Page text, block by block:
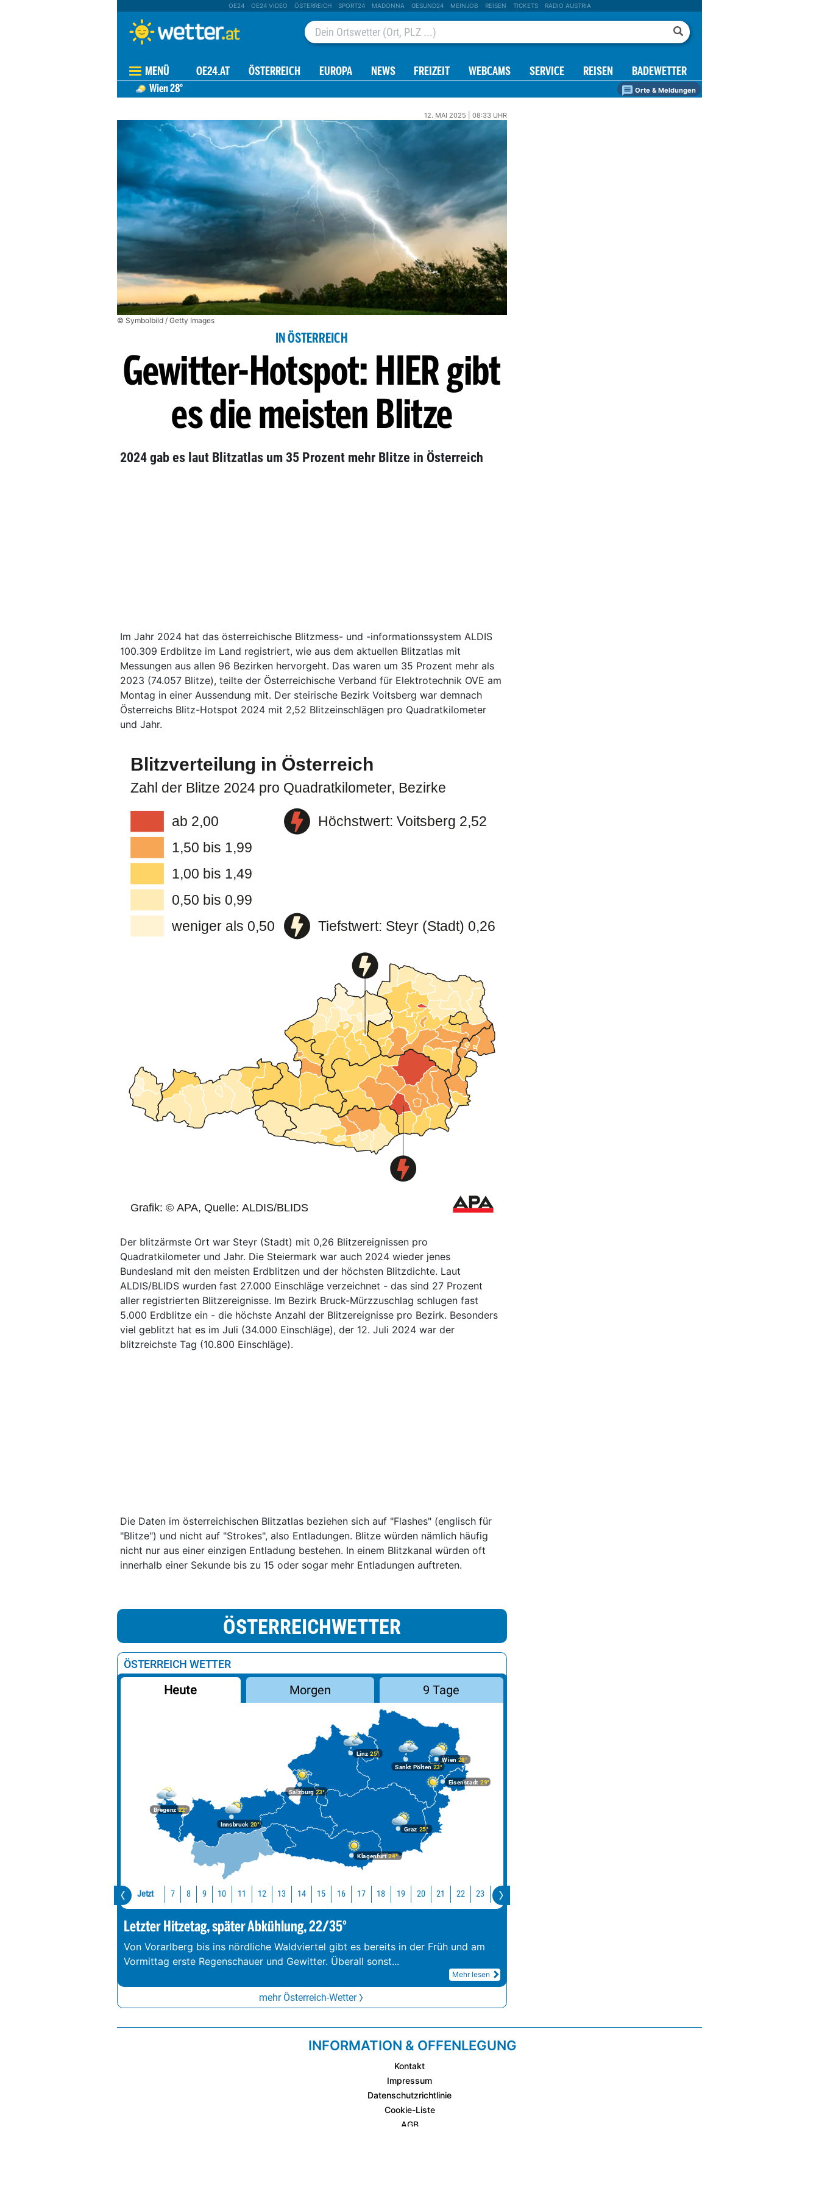
OE24 OE24 VIDEO ÖSTERREICH SPORT24 MADONNA GESUND24 MEINJOB REISEN TICKETS RADIO AUSTRIA
MENÜ OE24.AT ÖSTERREICH EUROPA NEWS FREIZEIT WEBCAMS SERVICE REISEN BADEWETTER
Wien28° Orte & Meldungen
12. MAI 2025 | 08:33 UHR
© Symbolbild / Getty Images
IN ÖSTERREICH
Gewitter-Hotspot: HIER gibt
es die meisten Blitze
2024 gab es laut Blitzatlas um 35 Prozent mehr Blitze in Österreich
Im Jahr 2024 hat das österreichische Blitzmess- und -informationssystem ALDIS
100.309 Erdblitze im Land registriert, wie aus dem aktuellen Blitzatlas mit
Messungen aus allen 96 Bezirken hervorgeht. Das waren um 35 Prozent mehr als
2023 (74.057 Blitze), teilte der Österreichische Verband für Elektrotechnik OVE am
Montag in einer Aussendung mit. Der steirische Bezirk Voitsberg war demnach
Österreichs Blitz-Hotspot 2024 mit 2,52 Blitzeinschlägen pro Quadratkilometer
und Jahr.
Der blitzärmste Ort war Steyr (Stadt) mit 0,26 Blitzereignissen pro
Quadratkilometer und Jahr. Die Steiermark war auch 2024 wieder jenes
Bundesland mit den meisten Erdblitzen und der höchsten Blitzdichte. Laut
ALDIS/BLIDS wurden fast 27.000 Einschläge verzeichnet - das sind 27 Prozent
aller registrierten Blitzereignisse. Im Bezirk Bruck-Mürzzuschlag schlugen fast
5.000 Erdblitze ein - die höchste Anzahl der Blitzereignisse pro Bezirk. Besonders
viel geblitzt hat es im Juli (34.000 Einschläge), der 12. Juli 2024 war der
blitzreichste Tag (10.800 Einschläge).
Die Daten im österreichischen Blitzatlas beziehen sich auf "Flashes" (englisch für
"Blitze") und nicht auf "Strokes", also Entladungen. Blitze würden nämlich häufig
nicht nur aus einer einzigen Entladung bestehen. In einem Blitzkanal würden oft
innerhalb einer Sekunde bis zu 15 oder sogar mehr Entladungen auftreten.
ÖSTERREICHWETTER
ÖSTERREICH WETTER
Heute Morgen 9 Tage
Bregenz22°
Graz 25°
Innsbruck20°
Klagenfurt24°
Linz 25°
Salzburg23°
Wien 28°
Eisenstadt 29°
Sankt Pölten 23°
Jetzt 7 8 9 10 11 12 13 14 15 16 17 18 19 20 21 22 23 0
Letzter Hitzetag, später Abkühlung, 22/35°
Von Vorarlberg bis ins nördliche Waldviertel gibt es bereits in der Früh und am
Vormittag erste Regenschauer und Gewitter. Überall sonst...
Mehr lesen
mehr Österreich-Wetter
INFORMATION & OFFENLEGUNG
Kontakt
Impressum
Datenschutzrichtlinie
Cookie-Liste
AGB